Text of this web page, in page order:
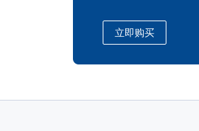
立即购买